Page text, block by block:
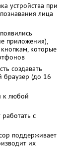
устройства при
лица
приложения),
которые
создавать
браузер (до 16
к любой
с
поддерживает
их